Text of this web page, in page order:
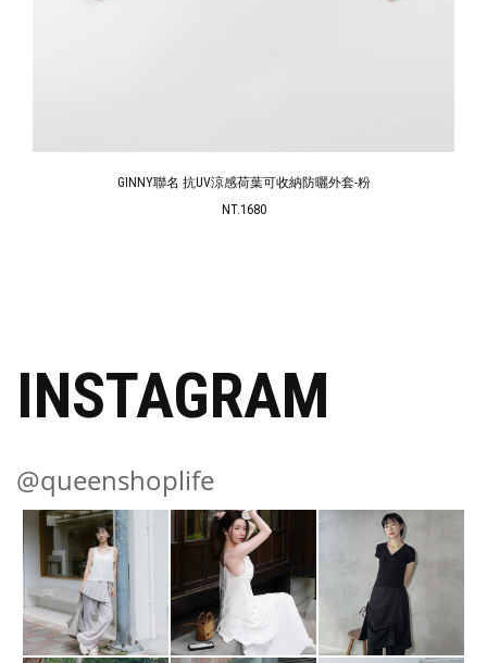
GINNY聯名 抗UV涼感荷葉可收納防曬外套-粉
NT.1680
INSTAGRAM
@queenshoplife